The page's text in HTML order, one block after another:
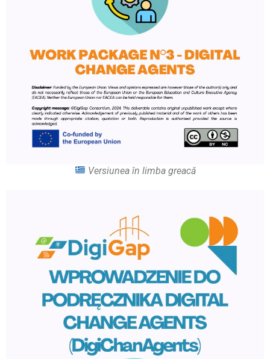
Versiunea în limba greacă